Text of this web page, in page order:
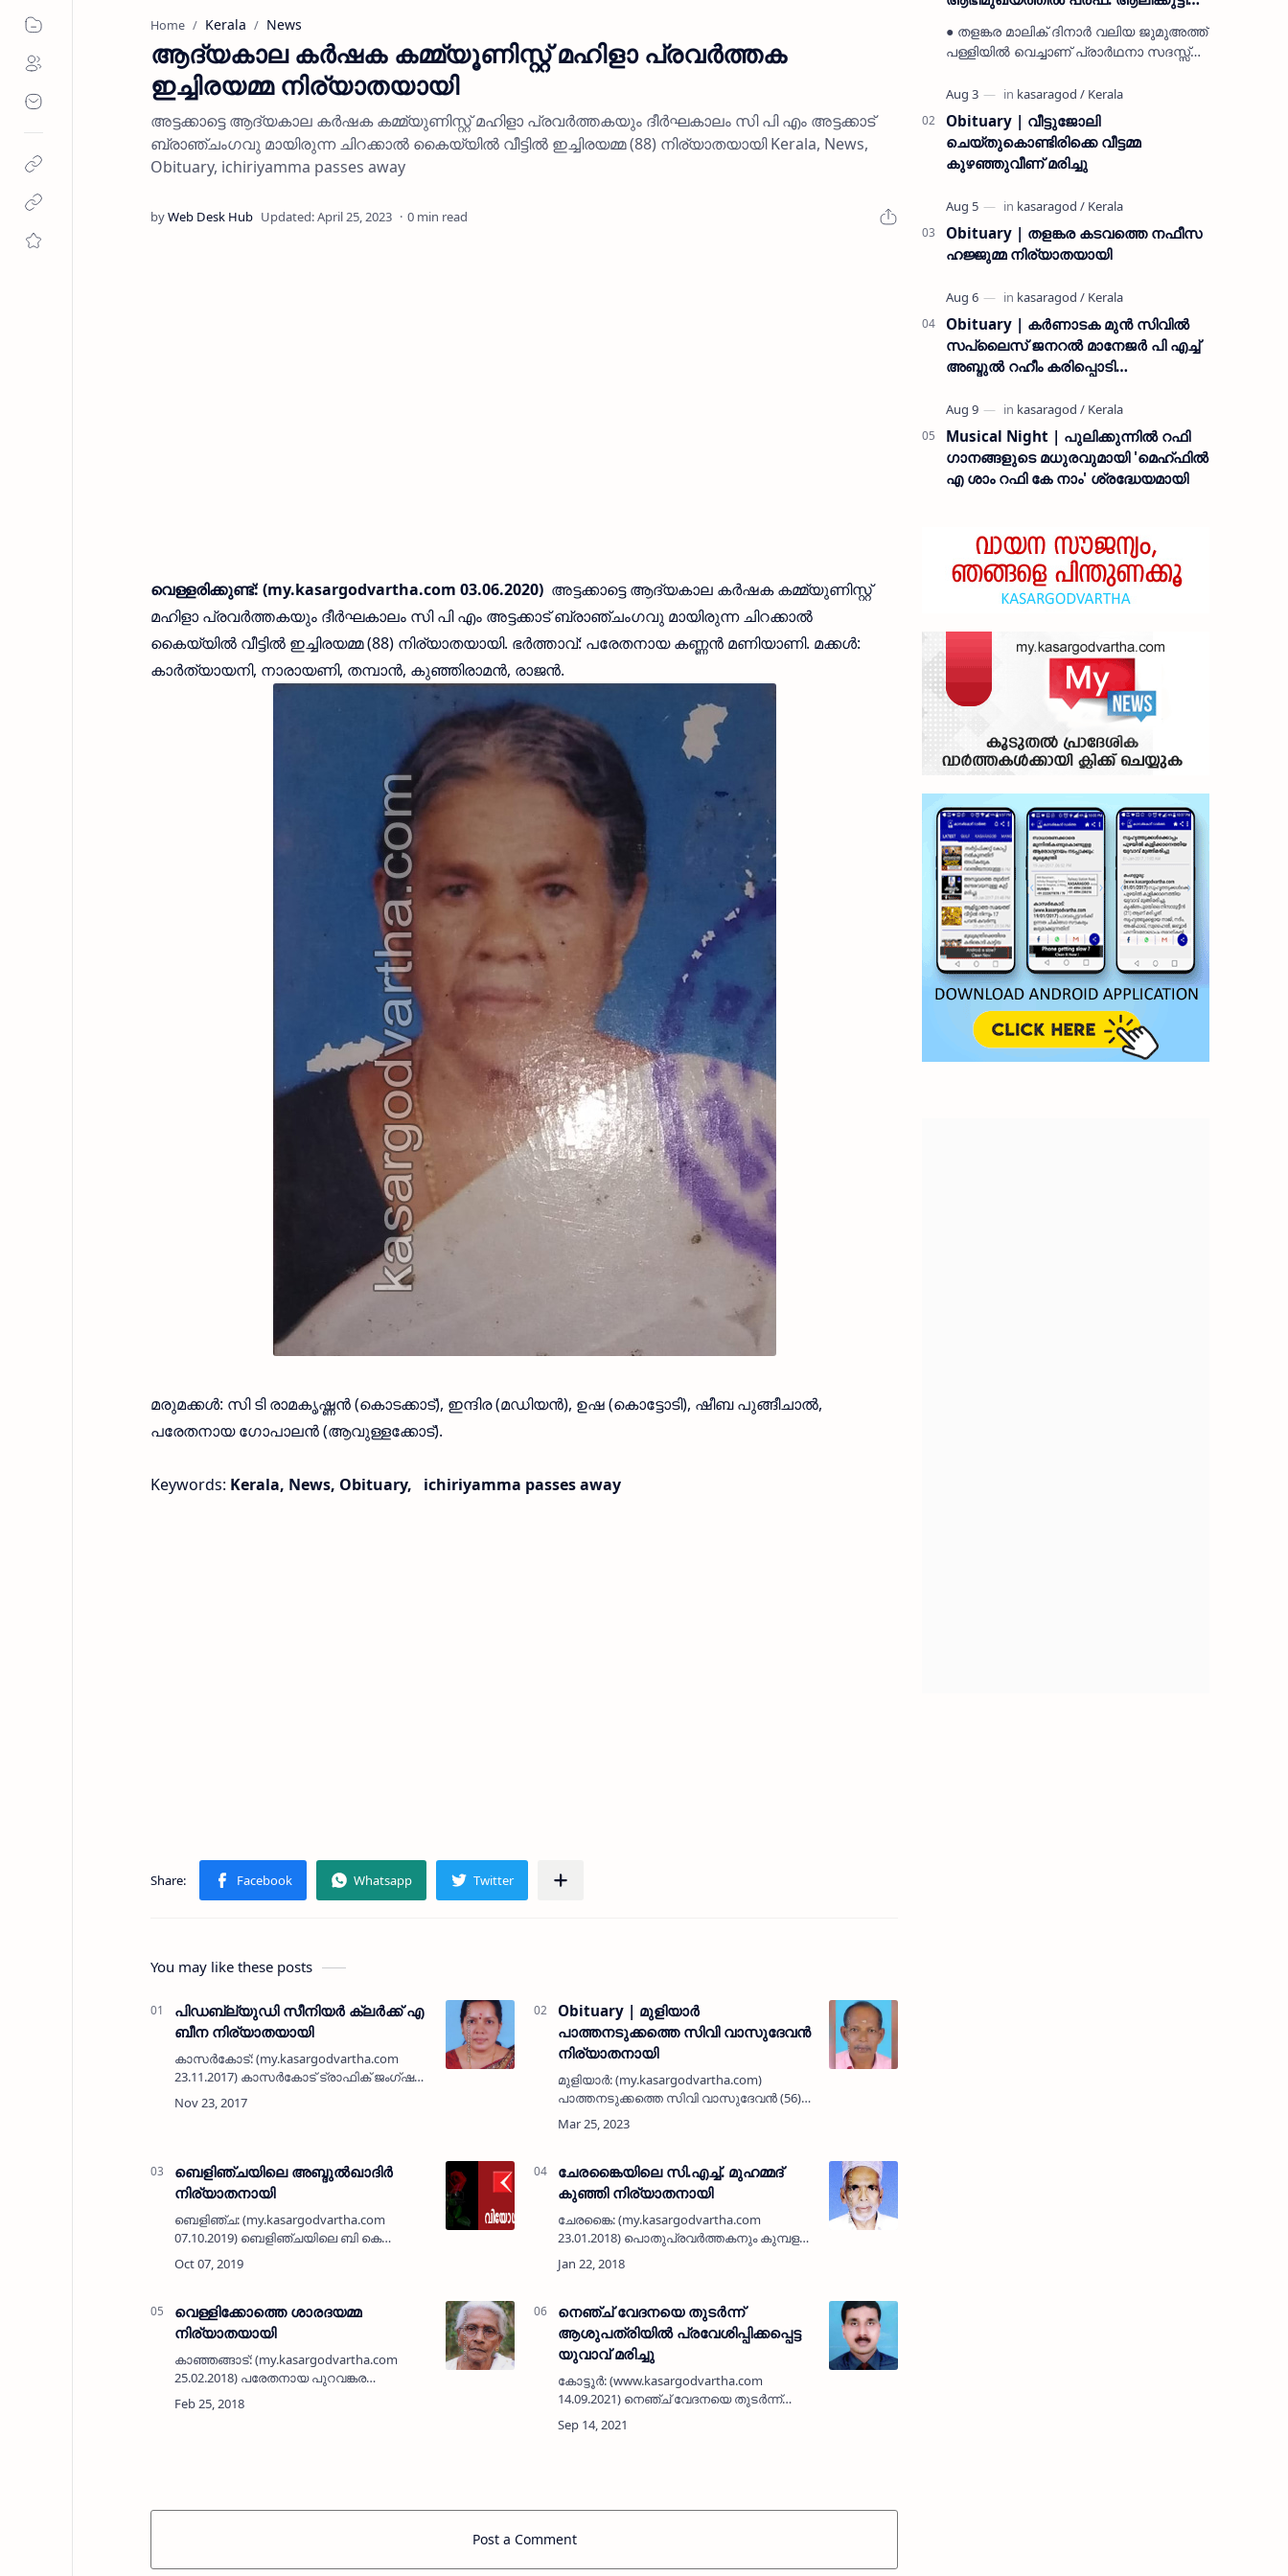
Home Kerala News
ആദ്യകാല കര്‍ഷക കമ്മ്യൂണിസ്റ്റ് മഹിളാ പ്രവര്‍ത്തക
ഇച്ചിരയമ്മ നിര്യാതയായി
അട്ടക്കാട്ടെ ആദ്യകാല കര്‍ഷക കമ്മ്യുണിസ്റ്റ് മഹിളാ പ്രവര്‍ത്തകയും ദീര്‍ഘകാലം സി പി എം അട്ടക്കാട്
ബ്രാഞ്ചംഗവു മായിരുന്ന ചിറക്കാല്‍ കൈയ്യില്‍ വീട്ടില്‍ ഇച്ചിരയമ്മ (88) നിര്യാതയായി Kerala, News,
Obituary, ichiriyamma passes away
0 min read
വെള്ളരിക്കുണ്ട്: (my.kasargodvartha.com 03.06.2020) അട്ടക്കാട്ടെ ആദ്യകാല കര്‍ഷക കമ്മ്യുണിസ്റ്റ്
മഹിളാ പ്രവര്‍ത്തകയും ദീര്‍ഘകാലം സി പി എം അട്ടക്കാട് ബ്രാഞ്ചംഗവു മായിരുന്ന ചിറക്കാല്‍
കൈയ്യില്‍ വീട്ടില്‍ ഇച്ചിരയമ്മ (88) നിര്യാതയായി. ഭര്‍ത്താവ്: പരേതനായ കണ്ണന്‍ മണിയാണി. മക്കള്‍:
കാര്‍ത്യായനി, നാരായണി, തമ്പാന്‍, കുഞ്ഞിരാമന്‍, രാജന്‍.
മരുമക്കള്‍: സി ടി രാമകൃഷ്ണന്‍ (കൊടക്കാട്), ഇന്ദിര (മഡിയന്‍), ഉഷ (കൊട്ടോടി), ഷീബ പുങ്ങീചാല്‍,
പരേതനായ ഗോപാലന്‍ (ആവുള്ളക്കോട്).
Keywords: Kerala, News, Obituary, ichiriyamma passes away
You may like these posts
പിഡബ്ല്യുഡി സീനിയര്‍ ക്ലര്‍ക്ക് എ
ബീന നിര്യാതയായി
കാസര്‍കോട്: (my.kasargodvartha.com
23.11.2017) കാസര്‍കോട് ട്രാഫിക് ജംഗ്ഷന്
സമീപത്തെ എസ് എ വി എ ഫാര്‍മസി ഉടമ
കെ ടി ശശീന്ദ്രന്‍ വൈദ്യരുടെ ഭാര്യ
Obituary | മുളിയാര്‍
പാത്തനടുക്കത്തെ സിവി വാസുദേവന്‍
നിര്യാതനായി
മുളിയാര്‍: (my.kasargodvartha.com)
പാത്തനടുക്കത്തെ സിവി വാസുദേവന്‍ (56)
നിര്യാതനായി. പരേതരായ രാമന്‍ വൈദ്യര്‍
- പാര്‍വതിയമ്മ ദമ്പതികളുടെ മകനാണ്.
ബെളിഞ്ചയിലെ അബ്ദുല്‍ഖാദിര്‍
നിര്യാതനായി
ബെളിഞ്ച: (my.kasargodvartha.com
07.10.2019) ബെളിഞ്ചയിലെ ബി കെ
അബ്ദുല്‍ഖാദിര്‍ (76) നിര്യാതനായി. ഭാര്യ:
പരേതയായ ആസിയമ്മ. മക്കള്‍: എന്‍ കെ എം
കുമ്പഡാജെ സ…
ചേരങ്കൈയിലെ സി.എച്ച്. മുഹമ്മദ്
കുഞ്ഞി നിര്യാതനായി
ചേരങ്കൈ: (my.kasargodvartha.com
23.01.2018) പൊതുപ്രവര്‍ത്തകനും കുമ്പള
ഗോള്‍ഡ് കിംഗ് ജ്വല്ലറി മാനേജിംഗ്
പാര്‍ട്ണറുമായ ചേരങ്കൈയിലെ സി.എച്ച്.
ച…
വെള്ളിക്കോത്തെ ശാരദയമ്മ
നിര്യാതയായി
കാഞ്ഞങ്ങാട്: (my.kasargodvartha.com
25.02.2018) പരേതനായ പുറവങ്കര
കുഞ്ഞിക്കമ്മാരന്‍ നായരുടെ ഭാര്യ
വെള്ളിക്കോത്ത് പെരളത്ത് കളത്തില്‍ വീട്ടിലെ
നെഞ്ച് വേദനയെ തുടർന്ന്
ആശുപത്രിയിൽ പ്രവേശിപ്പിക്കപ്പെട്ട
യുവാവ് മരിച്ചു
കോട്ടൂർ: (www.kasargodvartha.com
14.09.2021) നെഞ്ച് വേദനയെ തുടർന്ന്
ആശുപത്രിയിൽ പ്രവേശിപ്പിക്കപ്പെട്ട യുവാവ്
മരിച്ചു. ബെള്ളിപ്പാടിയിലെ ബശീർ (45) ആണ്
Post a Comment
മുസ്ലിയാർ അനുസ്മരണം നടത്തി
● തളങ്കര മാലിക് ദിനാർ വലിയ ജുമുഅത്ത്
പള്ളിയിൽ വെച്ചാണ് പ്രാർഥനാ സദസ്സ്
ഉമർ മുസ്ലിയാർ പരിപാടിക്ക് നേതൃത്വം
നൽകി കാസ…
Obituary | വീട്ടുജോലി
ചെയ്തുകൊണ്ടിരിക്കെ വീട്ടമ്മ
കുഴഞ്ഞുവീണ് മരിച്ചു
Obituary | തളങ്കര കടവത്തെ നഫീസ
ഹജ്ജുമ്മ നിര്യാതയായി
Obituary | കർണാടക മുൻ സിവില്‍
സപ്ലൈസ് ജനറൽ മാനേജർ പി എച്ച്
അബ്ദുൽ റഹീം കരിപ്പൊടി
Musical Night | പുലിക്കുന്നിൽ റഫി
ഗാനങ്ങളുടെ മധുരവുമായി 'മെഹ്ഫിൽ
എ ശാം റഫി കേ നാം' ശ്രദ്ധേയമായി